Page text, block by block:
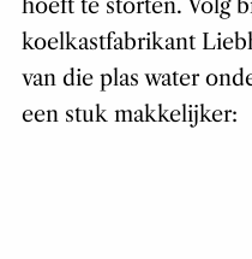
hoeft te storten. Volg
koelkastfabrikant
van die plas water
een stuk makkelijker: